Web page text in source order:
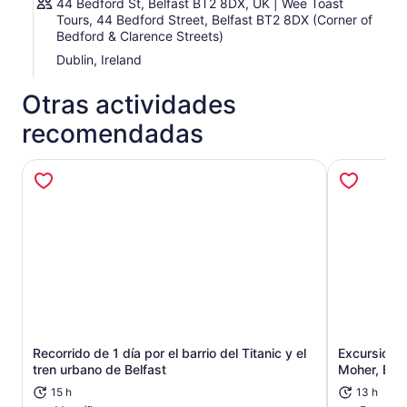
44 Bedford St, Belfast BT2 8DX, UK | Wee Toast
Tours, 44 Bedford Street, Belfast BT2 8DX (Corner of
Bedford & Clarence Streets)
Dublin, Ireland
Otras actividades
recomendadas
Recorrido de 1 día por el barrio del Titanic y el
tren urbano de Belfast
15 h
Se abrirá en una nueva pestaña
Excursión
Moher,
13 h